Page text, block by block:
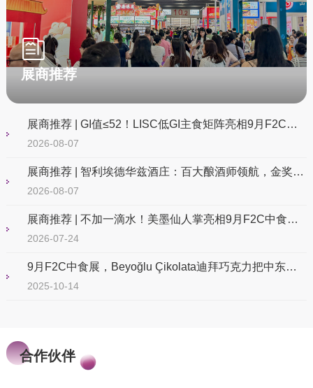
展商推荐
展商推荐 | GI值≤52！LISC低GI主食矩阵亮相9月F2C中食展®(广州) 图片
2026-08-07
展商推荐 | 智利埃德华兹酒庄：百大酿酒师领航，金奖美酒诠释智利风土
2026-08-07
展商推荐 | 不加一滴水！美墨仙人掌亮相9月F2C中食展®(广州)，餐饮/饮品一站式对接
2026-07-24
9月F2C中食展，Beyoğlu Çikolata迪拜巧克力把中东甜搬进展会现场！
2025-10-14
合作伙伴